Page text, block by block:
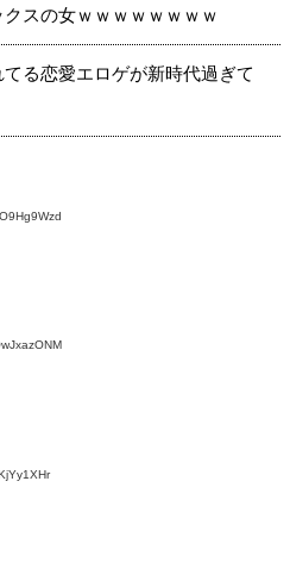
クスの女ｗｗｗｗｗｗｗｗ
る恋愛エロゲが新時代過ぎて